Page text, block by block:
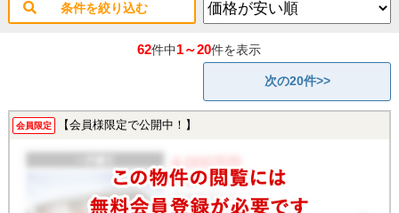
条件を絞り込む
62件中1～20件を表示
次の20件>>
会員限定 【会員様限定で公開中！】